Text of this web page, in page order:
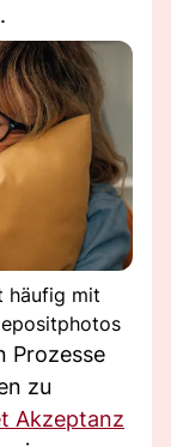
häufig mit
Prozesse
zu
Akzeptanz